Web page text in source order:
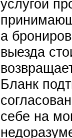
услугой
а
выезда
Бланк
себе на